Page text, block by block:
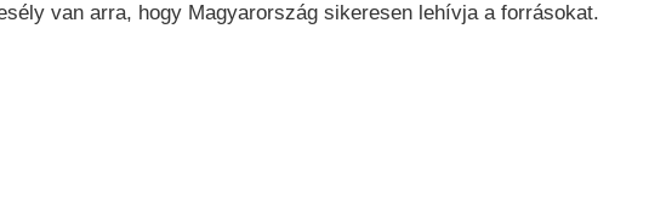
van arra, hogy Magyarország sikeresen lehívja a forrásokat.